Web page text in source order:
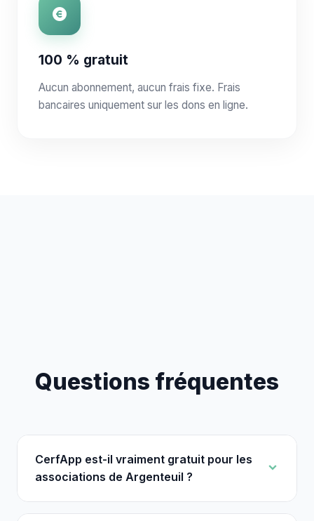
100 % gratuit
Aucun abonnement, aucun frais fixe. Frais
bancaires uniquement sur les dons en ligne.
Questions fréquentes
CerfApp est-il vraiment gratuit pour les
associations de Argenteuil ?